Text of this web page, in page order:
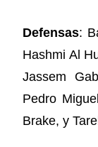
Defensas:
Hashmi Al
Jassem
Pedro
Brake, y